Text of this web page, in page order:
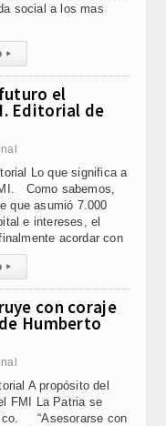
social a los mas
▸
el
Editorial de
Lo que significa a
Como sabemos,
que asumió 7.000
e intereses, el
acordar con
▸
con coraje
Humberto
A propósito del
FMI La Patria se
“Asesorarse con